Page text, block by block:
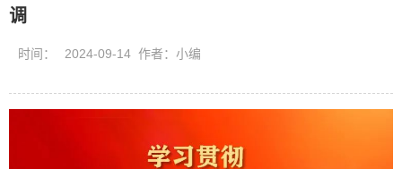
调
时间： 2024-09-14 作者：小编